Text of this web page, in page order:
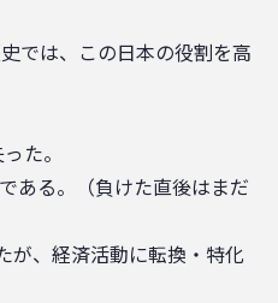
では、この日本の役割を高
た。
ある。（負けた直後はまだ
が、経済活動に転換・特化